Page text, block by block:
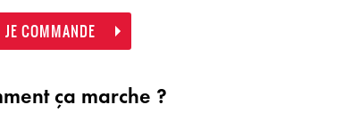
JE COMMANDE
ça marche ?